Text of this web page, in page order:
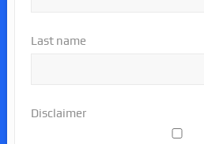
Last name
Disclaimer